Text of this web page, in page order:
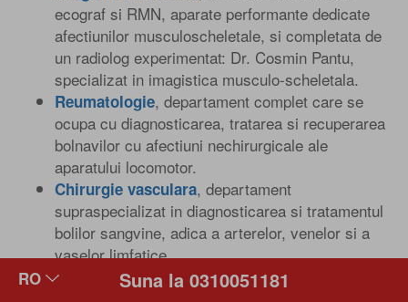
ecograf si RMN, aparate performante dedicate
afectiunilor musculoscheletale, si completata de
un radiolog experimentat: Dr. Cosmin Pantu,
specializat in imagistica musculo-scheletala.
Reumatologie, departament complet care se
ocupa cu diagnosticarea, tratarea si recuperarea
bolnavilor cu afectiuni nechirurgicale ale
aparatului locomotor.
Chirurgie vasculara, departament
supraspecializat in diagnosticarea si tratamentul
bolilor sangvine, adica a arterelor, venelor si a
vaselor limfatice.
Psihologie si logopedie. Afectiunile neurologice
Suna la 0310051181